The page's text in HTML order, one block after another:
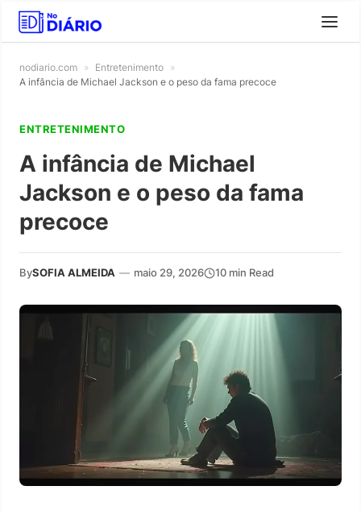
nodiario.com » Entretenimento »
A infância de Michael Jackson e o peso da fama precoce
ENTRETENIMENTO
A infância de Michael
Jackson e o peso da fama
precoce
BySOFIA ALMEIDA — maio 29, 2026 10 min Read